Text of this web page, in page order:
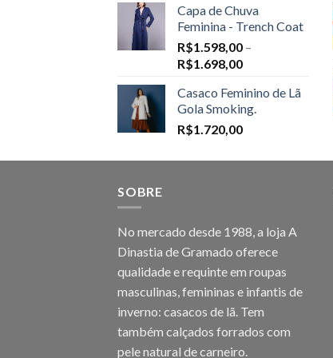
Capa de Chuva
Feminina - Trench Coat
R$1.598,00 –
R$1.698,00Price
R$1.598,00
through
R$1.698,00
Casaco Feminino de Lã
Gola Smoking.
R$1.720,00
SOBRE
No mercado desde 1988, a loja A
Dinastia de Gramado oferece
qualidade e requinte em roupas
masculinas, femininas e infantis de
inverno: casacos de lã. Tem
também calçados forrados com
pele natural de carneiro.